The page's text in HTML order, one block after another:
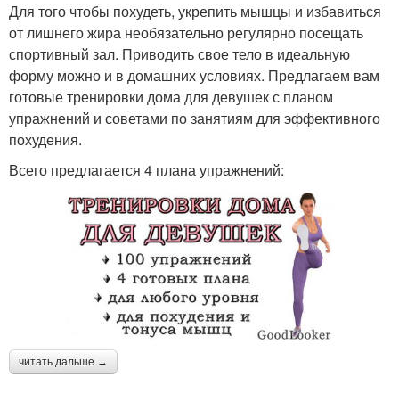
Для того чтобы похудеть, укрепить мышцы и избавиться
от лишнего жира необязательно регулярно посещать
спортивный зал. Приводить свое тело в идеальную
форму можно и в домашних условиях. Предлагаем вам
готовые тренировки дома для девушек с планом
упражнений и советами по занятиям для эффективного
похудения.
Всего предлагается 4 плана упражнений:
читать дальше →